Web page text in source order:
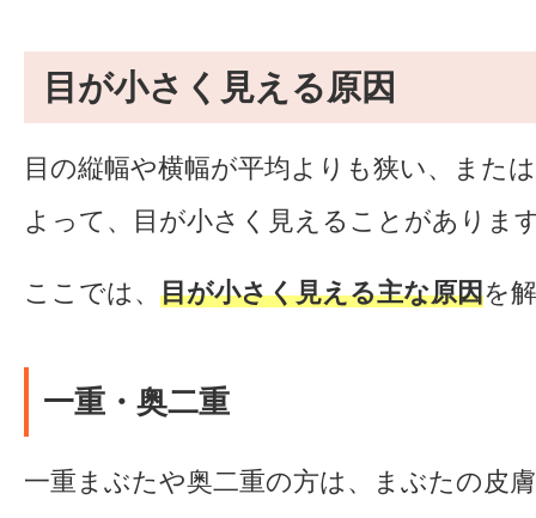
目が小さく見える原因
目の縦幅や横幅が平均よりも狭い、また
よって、目が小さく見えることがありま
ここでは、 目が小さく見える主な原因を
一重・奥二重
一重まぶたや奥二重の方は、まぶたの皮